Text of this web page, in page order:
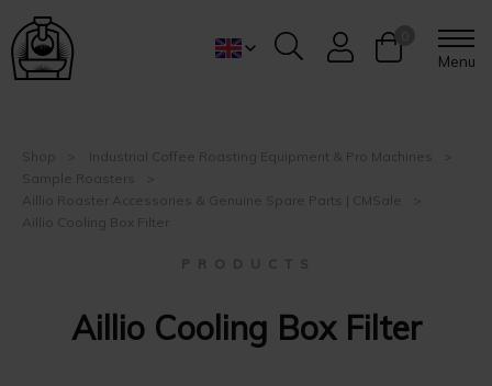
Menu
Shop
Industrial Coffee Roasting Equipment & Pro Machines
Sample Roasters
Aillio Roaster Accessories & Genuine Spare Parts | CMSale
Aillio Cooling Box Filter
P R O D U C T S
Aillio Cooling Box Filter